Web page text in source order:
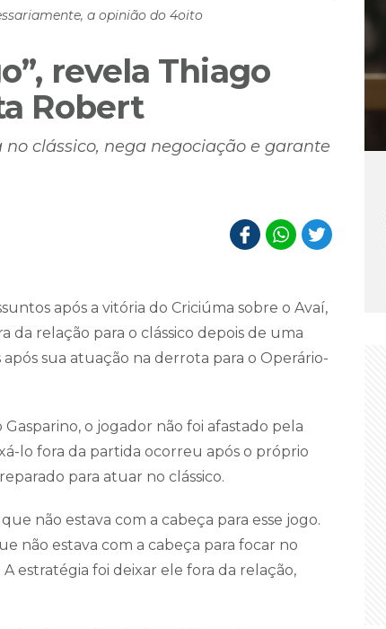
a opinião do 4oito
revela Thiago
Robert
clássico, nega negociação e garante
após a vitória do Criciúma sobre o Avaí,
da relação para o clássico depois de uma
sua atuação na derrota para o Operário-
o jogador não foi afastado pela
lo fora da partida ocorreu após o próprio
para atuar no clássico.
não estava com a cabeça para esse jogo.
não estava com a cabeça para focar no
estratégia foi deixar ele fora da relação,